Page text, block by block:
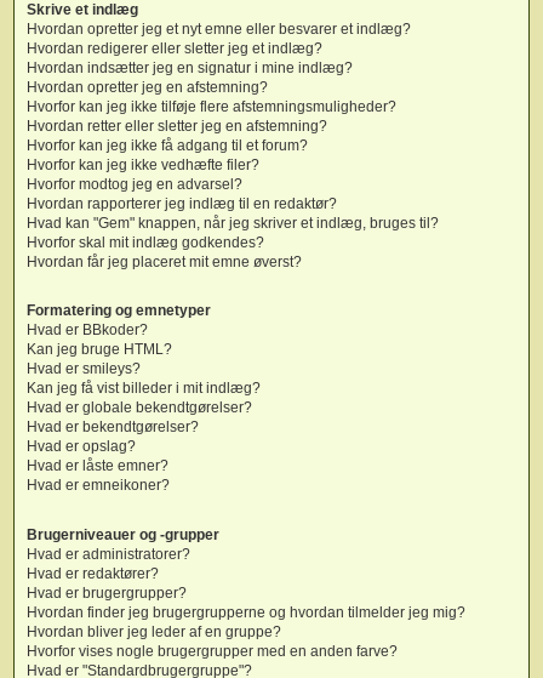
Skrive et indlæg
Hvordan opretter jeg et nyt emne eller besvarer et indlæg?
Hvordan redigerer eller sletter jeg et indlæg?
Hvordan indsætter jeg en signatur i mine indlæg?
Hvordan opretter jeg en afstemning?
Hvorfor kan jeg ikke tilføje flere afstemningsmuligheder?
Hvordan retter eller sletter jeg en afstemning?
Hvorfor kan jeg ikke få adgang til et forum?
Hvorfor kan jeg ikke vedhæfte filer?
Hvorfor modtog jeg en advarsel?
Hvordan rapporterer jeg indlæg til en redaktør?
Hvad kan "Gem" knappen, når jeg skriver et indlæg, bruges til?
Hvorfor skal mit indlæg godkendes?
Hvordan får jeg placeret mit emne øverst?
Formatering og emnetyper
Hvad er BBkoder?
Kan jeg bruge HTML?
Hvad er smileys?
Kan jeg få vist billeder i mit indlæg?
Hvad er globale bekendtgørelser?
Hvad er bekendtgørelser?
Hvad er opslag?
Hvad er låste emner?
Hvad er emneikoner?
Brugerniveauer og -grupper
Hvad er administratorer?
Hvad er redaktører?
Hvad er brugergrupper?
Hvordan finder jeg brugergrupperne og hvordan tilmelder jeg mig?
Hvordan bliver jeg leder af en gruppe?
Hvorfor vises nogle brugergrupper med en anden farve?
Hvad er "Standardbrugergruppe"?